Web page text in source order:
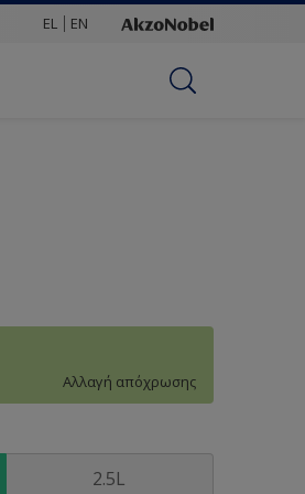
EL EN
Αλλαγή απόχρωσης
2.5L